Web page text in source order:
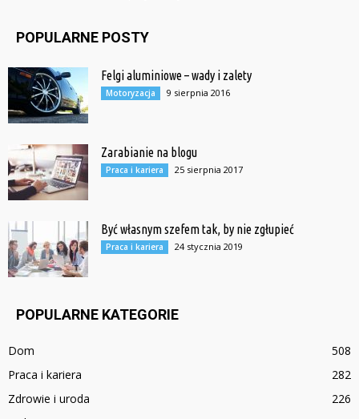
POPULARNE POSTY
Felgi aluminiowe – wady i zalety
Motoryzacja 9 sierpnia 2016
Zarabianie na blogu
Praca i kariera 25 sierpnia 2017
Być własnym szefem tak, by nie zgłupieć
Praca i kariera 24 stycznia 2019
POPULARNE KATEGORIE
Dom
508
Praca i kariera
282
Zdrowie i uroda
226